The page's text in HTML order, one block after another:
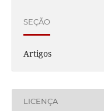
SEÇÃO
Artigos
LICENÇA